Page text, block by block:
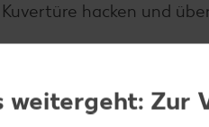
hacken und
und vom Herd nehmen.
weitergeht: Zur